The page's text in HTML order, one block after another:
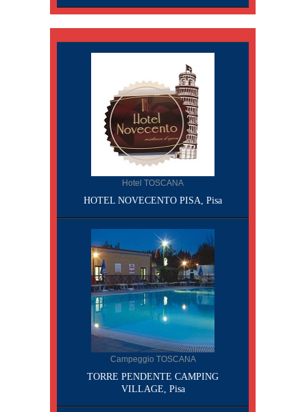
Hotel TOSCANA
HOTEL NOVECENTO PISA, Pisa
Campeggio TOSCANA
TORRE PENDENTE CAMPING
VILLAGE, Pisa